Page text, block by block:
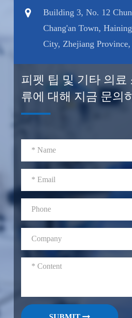
Building 3, No. 12
Chang'an Town,
City, Zhejiang Province,
피펫 팁 및 기타 의료
류에 대해 지금 문의